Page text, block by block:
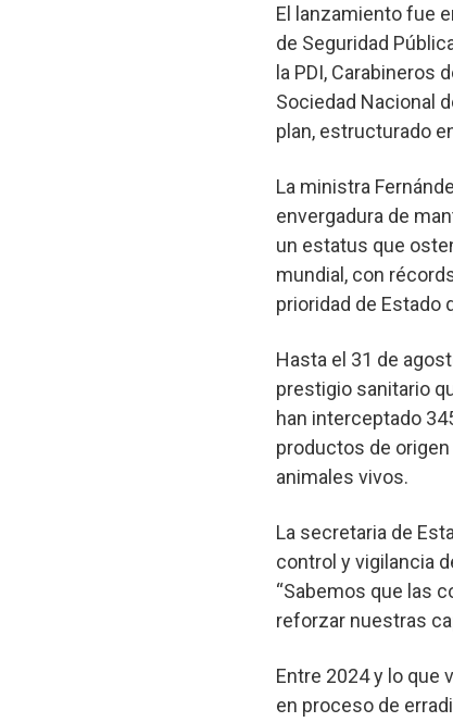
El lanzamiento fue
de Seguridad
la PDI, Carabineros
Sociedad Nacional
plan, estructurado
La ministra
envergadura de
un estatus que
mundial, con
prioridad de Estado
Hasta el 31 de
prestigio sanitario
han interceptado
productos de
animales vivos.
La secretaria de
control y vigilancia
“Sabemos que las
reforzar nuestras
Entre 2024 y lo que
en proceso de